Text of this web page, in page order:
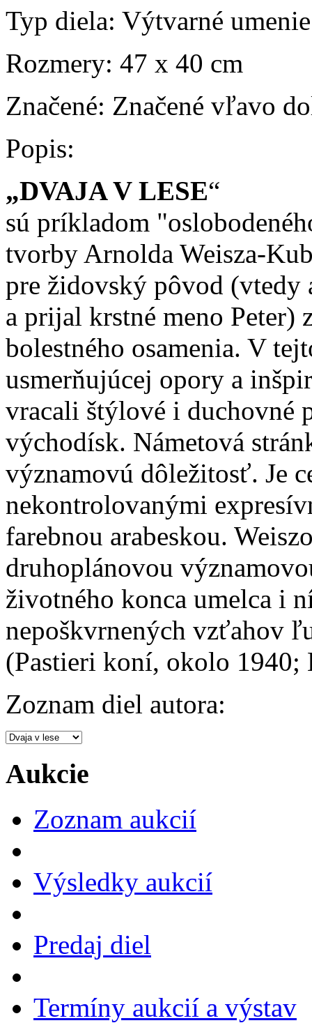
Typ diela: Výtvarné umenie
Rozmery: 47 x 40 cm
Značené: Značené vľavo
Popis:
„DVAJA V LESE“
sú príkladom
tvorby Arnolda Weisza-
pre židovský pôvod
a prijal krstné meno Peter)
bolestného osamenia. V
usmerňujúcej opory a
vracali štýlové i duchovné
východísk. Námetová
významovú dôležitosť. Je
nekontrolovanými
farebnou arabeskou.
druhoplánovou
životného konca umelca i
nepoškvrnených vzťahov
(Pastieri koní, okolo 1940;
Zoznam diel autora:
Aukcie
Zoznam aukcií
Výsledky aukcií
Predaj diel
Termíny aukcií a výstav